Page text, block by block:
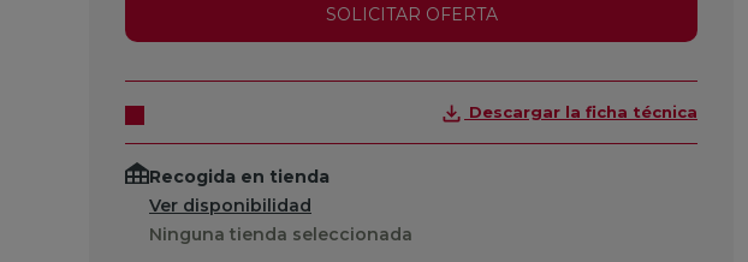
SOLICITAR OFERTA
Descargar la ficha técnica
Recogida en tienda
Ver disponibilidad
Ninguna tienda seleccionada